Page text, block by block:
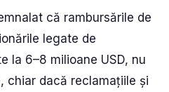
că rambursările de
legate de
la 6–8 milioane USD, nu
chiar dacă reclamațiile și